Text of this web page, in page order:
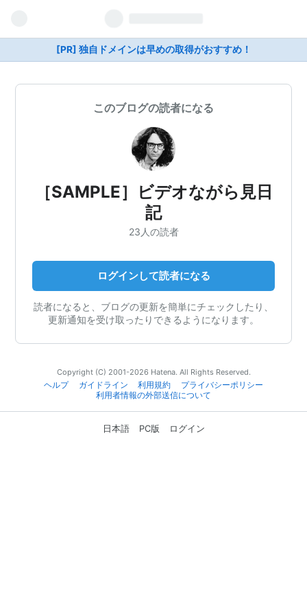
[PR] 独自ドメインは早めの取得がおすすめ！
このブログの読者になる
［SAMPLE］ビデオながら見日
記
23人の読者
ログインして読者になる
読者になると、ブログの更新を簡単にチェックしたり、
更新通知を受け取ったりできるようになります。
Copyright (C) 2001-2026 Hatena. All Rights Reserved.
ヘルプ
ガイドライン 利用規約
プライバシーポリシー
利用者情報の外部送信について
日本語 PC版 ログイン